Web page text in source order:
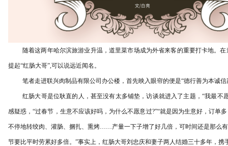
随着这两年哈尔滨旅游业升温，道里菜市场成为外省来客的重要打卡地。
提起“红肠大哥”,可以说远近闻名。
笔者走进联兴肉制品有限公司办公楼，首先映入眼帘的便是“德行善为本诚
红肠大哥是位耿直的人，甚至没有太多铺垫，访谈就进入了主题， “我最不
感疑惑，“过春节，生意不应该好吗，为什么不愿意过?”“就是因为生意好，订单
不停地转绞肉、灌肠、捆扎、熏烤……产量一下子增了好几倍，可时间还是那么
节要比平时劳累好多倍。”事实上，红肠大哥刘忠庆和妻子两人结婚三十多年，